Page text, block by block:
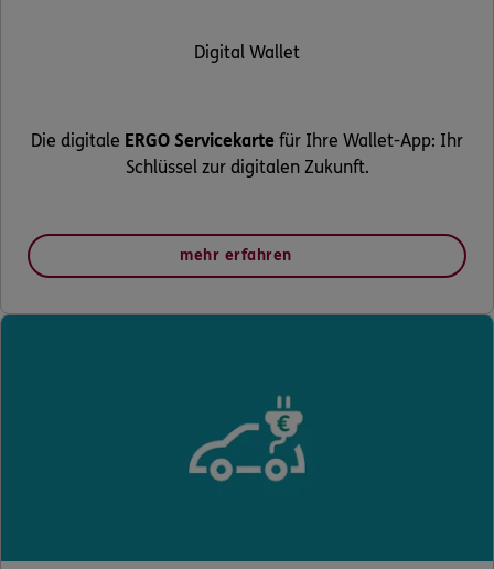
Digital Wallet
Die digitale ERGO Servicekarte für Ihre Wallet-App: Ihr
Schlüssel zur digitalen Zukunft.
mehr erfahren